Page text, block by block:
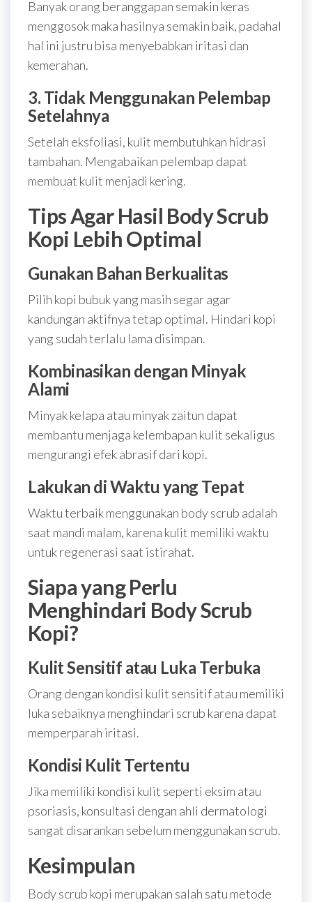
Banyak orang beranggapan semakin keras
menggosok maka hasilnya semakin baik, padahal
hal ini justru bisa menyebabkan iritasi dan
kemerahan.
3. Tidak Menggunakan Pelembap
Setelahnya
Setelah eksfoliasi, kulit membutuhkan hidrasi
tambahan. Mengabaikan pelembap dapat
membuat kulit menjadi kering.
Tips Agar Hasil Body Scrub
Kopi Lebih Optimal
Gunakan Bahan Berkualitas
Pilih kopi bubuk yang masih segar agar
kandungan aktifnya tetap optimal. Hindari kopi
yang sudah terlalu lama disimpan.
Kombinasikan dengan Minyak
Alami
Minyak kelapa atau minyak zaitun dapat
membantu menjaga kelembapan kulit sekaligus
mengurangi efek abrasif dari kopi.
Lakukan di Waktu yang Tepat
Waktu terbaik menggunakan body scrub adalah
saat mandi malam, karena kulit memiliki waktu
untuk regenerasi saat istirahat.
Siapa yang Perlu
Menghindari Body Scrub
Kopi?
Kulit Sensitif atau Luka Terbuka
Orang dengan kondisi kulit sensitif atau memiliki
luka sebaiknya menghindari scrub karena dapat
memperparah iritasi.
Kondisi Kulit Tertentu
Jika memiliki kondisi kulit seperti eksim atau
psoriasis, konsultasi dengan ahli dermatologi
sangat disarankan sebelum menggunakan scrub.
Kesimpulan
Body scrub kopi merupakan salah satu metode